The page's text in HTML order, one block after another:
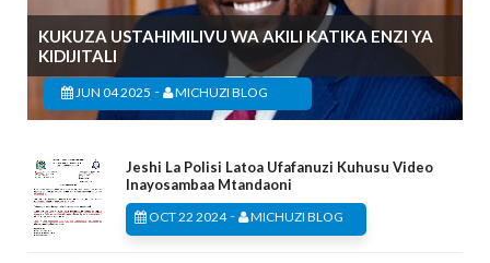
KUKUZA USTAHIMILIVU WA AKILI KATIKA ENZI YA
KIDIJITALI
JUN 04 2025 - MICHUZI BLOG
Jeshi La Polisi Latoa Ufafanuzi Kuhusu Video
Inayosambaa Mtandaoni
OCT 22 2024- MICHUZI BLOG